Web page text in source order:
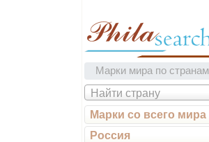
Марки мира по странам
Найти страну
Марки со всего мира
Россия